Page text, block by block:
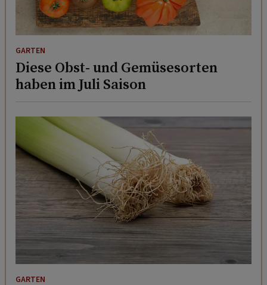
GARTEN
Diese Obst- und Gemüsesorten
haben im Juli Saison
GARTEN